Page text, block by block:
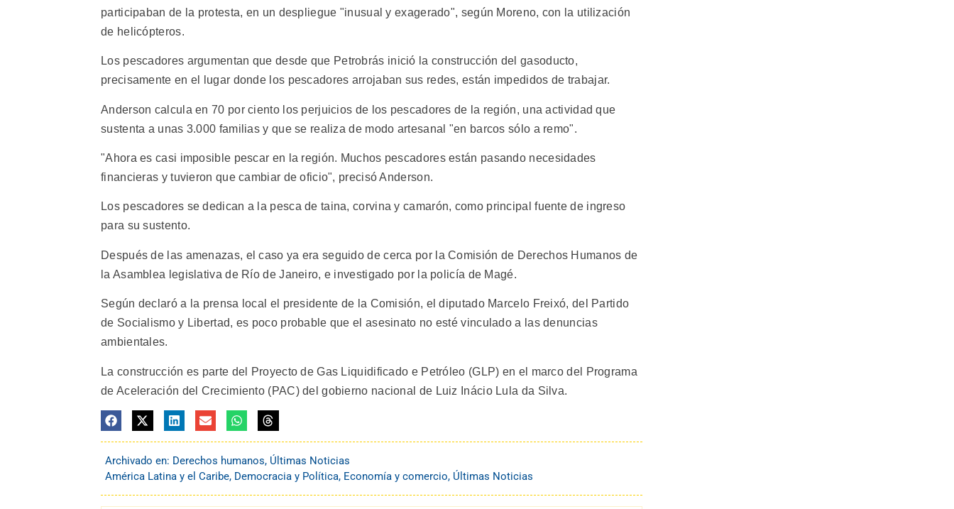
participaban de la protesta, en un despliegue "inusual y exagerado", según Moreno, con la utilización
de helicópteros.
Los pescadores argumentan que desde que Petrobrás inició la construcción del gasoducto,
precisamente en el lugar donde los pescadores arrojaban sus redes, están impedidos de trabajar.
Anderson calcula en 70 por ciento los perjuicios de los pescadores de la región, una actividad que
sustenta a unas 3.000 familias y que se realiza de modo artesanal "en barcos sólo a remo".
"Ahora es casi imposible pescar en la región. Muchos pescadores están pasando necesidades
financieras y tuvieron que cambiar de oficio", precisó Anderson.
Los pescadores se dedican a la pesca de taina, corvina y camarón, como principal fuente de ingreso
para su sustento.
Después de las amenazas, el caso ya era seguido de cerca por la Comisión de Derechos Humanos de
la Asamblea legislativa de Río de Janeiro, e investigado por la policía de Magé.
Según declaró a la prensa local el presidente de la Comisión, el diputado Marcelo Freixó, del Partido
de Socialismo y Libertad, es poco probable que el asesinato no esté vinculado a las denuncias
ambientales.
La construcción es parte del Proyecto de Gas Liquidificado e Petróleo (GLP) en el marco del Programa
de Aceleración del Crecimiento (PAC) del gobierno nacional de Luiz Inácio Lula da Silva.
Archivado en: Derechos humanos, Últimas Noticias
América Latina y el Caribe, Democracia y Política, Economía y comercio, Últimas Noticias